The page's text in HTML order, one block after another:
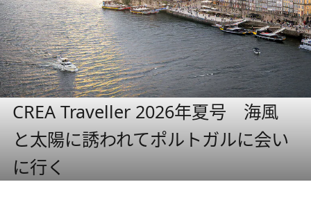
CREA Traveller 2026年夏号 海風
と太陽に誘われてポルトガルに会い
に行く